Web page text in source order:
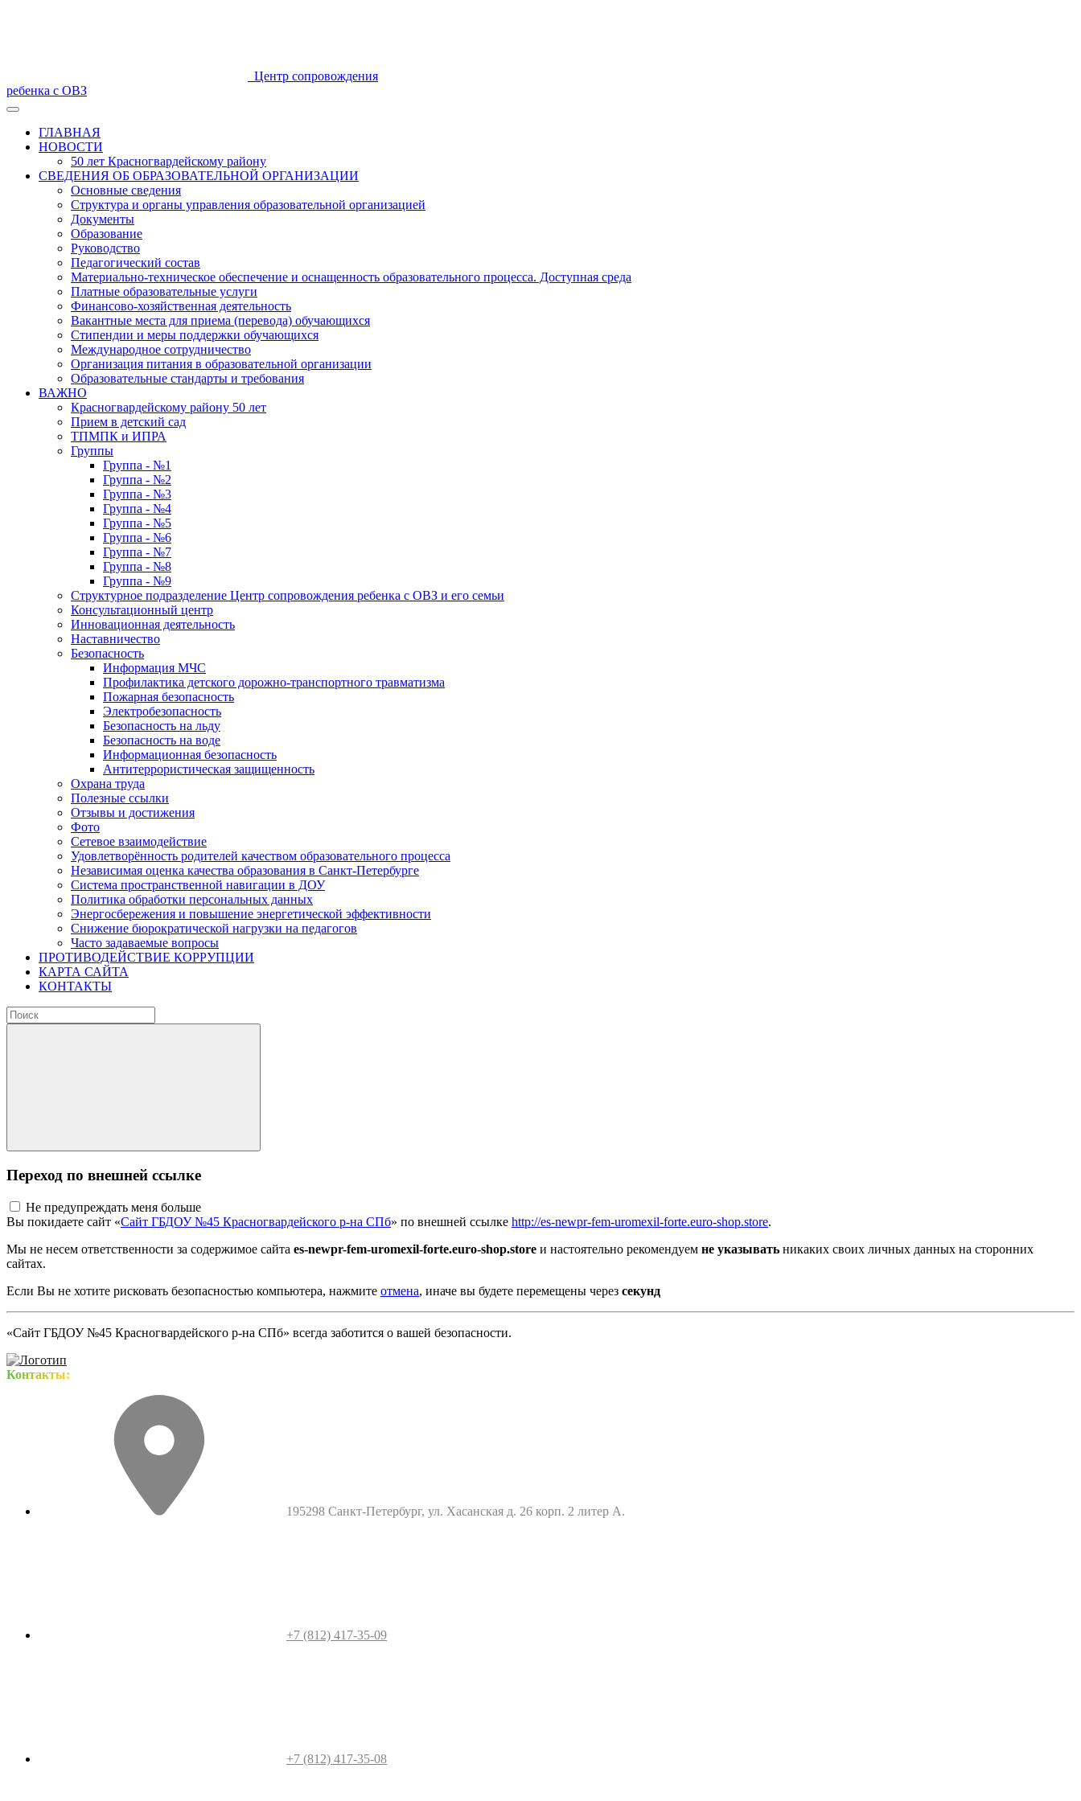
Центр сопровождения
ребенка с ОВЗ
ГЛАВНАЯ
НОВОСТИ
50 лет Красногвардейскому району
СВЕДЕНИЯ ОБ ОБРАЗОВАТЕЛЬНОЙ ОРГАНИЗАЦИИ
Основные сведения
Структура и органы управления образовательной организацией
Документы
Образование
Руководство
Педагогический состав
Материально-техническое обеспечение и оснащенность образовательного процесса. Доступная среда
Платные образовательные услуги
Финансово-хозяйственная деятельность
Вакантные места для приема (перевода) обучающихся
Стипендии и меры поддержки обучающихся
Международное сотрудничество
Организация питания в образовательной организации
Образовательные стандарты и требования
ВАЖНО
Красногвардейскому району 50 лет
Прием в детский сад
ТПМПК и ИПРА
Группы
Группа - №1
Группа - №2
Группа - №3
Группа - №4
Группа - №5
Группа - №6
Группа - №7
Группа - №8
Группа - №9
Структурное подразделение Центр сопровождения ребенка с ОВЗ и его семьи
Консультационный центр
Инновационная деятельность
Наставничество
Безопасность
Информация МЧС
Профилактика детского дорожно-транспортного травматизма
Пожарная безопасность
Электробезопасность
Безопасность на льду
Безопасность на воде
Информационная безопасность
Антитеррористическая защищенность
Охрана труда
Полезные ссылки
Отзывы и достижения
Фото
Сетевое взаимодействие
Удовлетворённость родителей качеством образовательного процесса
Независимая оценка качества образования в Санкт-Петербурге
Система пространственной навигации в ДОУ
Политика обработки персональных данных
Энергосбережения и повышение энергетической эффективности
Снижение бюрократической нагрузки на педагогов
Часто задаваемые вопросы
ПРОТИВОДЕЙСТВИЕ КОРРУПЦИИ
КАРТА САЙТА
КОНТАКТЫ
Переход по внешней ссылке
Не предупреждать меня больше
Вы покидаете сайт «Сайт ГБДОУ №45 Красногвардейского р-на СПб» по внешней ссылке http://es-newpr-fem-uromexil-forte.euro-shop.store.
Мы не несем ответственности за содержимое сайта es-newpr-fem-uromexil-forte.euro-shop.store и настоятельно рекомендуем не указывать никаких своих личных данных на сторонних
сайтах.
Если Вы не хотите рисковать безопасностью компьютера, нажмите отмена, иначе вы будете перемещены через секунд
«Сайт ГБДОУ №45 Красногвардейского р-на СПб» всегда заботится о вашей безопасности.
Контакты:
195298 Санкт-Петербург, ул. Хасанская д. 26 корп. 2 литер А.
+7 (812) 417-35-09
+7 (812) 417-35-08